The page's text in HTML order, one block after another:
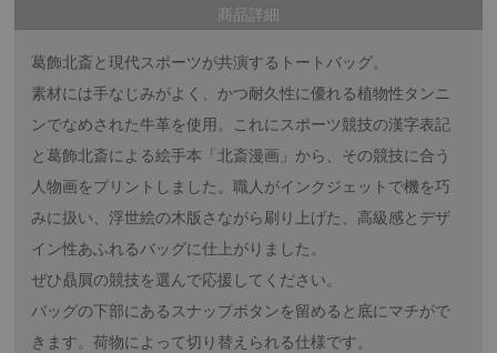
商品詳細
葛飾北斎と現代スポーツが共演するトートバッグ。
素材には手なじみがよく、かつ耐久性に優れる植物性タンニ
ンでなめされた牛革を使用。これにスポーツ競技の漢字表記
と葛飾北斎による絵手本「北斎漫画」から、その競技に合う
人物画をプリントしました。職人がインクジェットで機を巧
みに扱い、浮世絵の木版さながら刷り上げた、高級感とデザ
イン性あふれるバッグに仕上がりました。
ぜひ贔屓の競技を選んで応援してください。
バッグの下部にあるスナップボタンを留めると底にマチがで
きます。荷物によって切り替えられる仕様です。